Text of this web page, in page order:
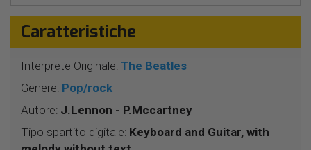
Caratteristiche
Interprete Originale: The Beatles
Genere: Pop/rock
Autore: J.Lennon - P.Mccartney
Tipo spartito digitale: Keyboard and Guitar, with